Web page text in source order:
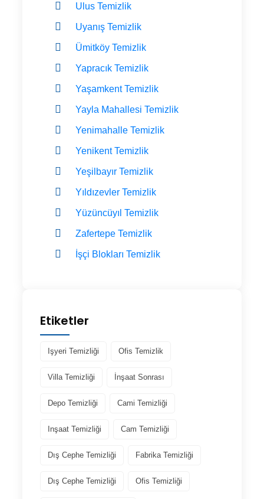
Ulus Temizlik
Uyanış Temizlik
Ümitköy Temizlik
Yapracık Temizlik
Yaşamkent Temizlik
Yayla Mahallesi Temizlik
Yenimahalle Temizlik
Yenikent Temizlik
Yeşilbayır Temizlik
Yıldızevler Temizlik
Yüzüncüyıl Temizlik
Zafertepe Temizlik
İşçi Blokları Temizlik
Etiketler
Işyeri Temizliği Ofis Temizlik
Villa Temizliği İnşaat Sonrası
Depo Temizliği Cami Temizliği
Inşaat Temizliği Cam Temizliği
Dış Cephe Temizliği Fabrika Temizliği
Dış Cephe Temizliği Ofis Temizliği